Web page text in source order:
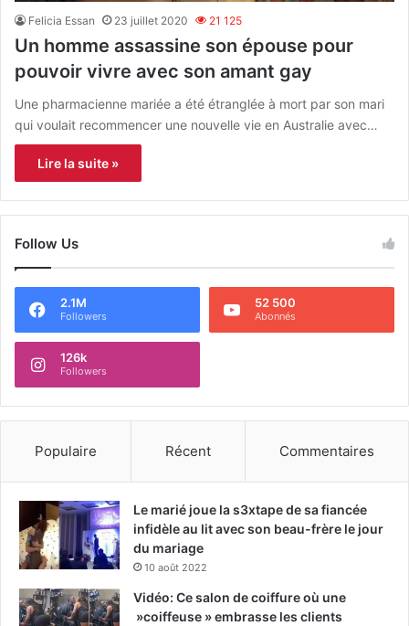
Felicia Essan 23 juillet 2020 21 125
Un homme assassine son épouse pour
pouvoir vivre avec son amant gay
Une pharmacienne mariée a été étranglée à mort par son mari
qui voulait recommencer une nouvelle vie en Australie avec…
Lire la suite »
Follow Us
2.1M
Followers
52 500
Abonnés
126k
Followers
Populaire Récent Commentaires
Le marié joue la s3xtape de sa fiancée
infidèle au lit avec son beau-frère le jour
du mariage
10 août 2022
Vidéo: Ce salon de coiffure où une
»coiffeuse » embrasse les clients